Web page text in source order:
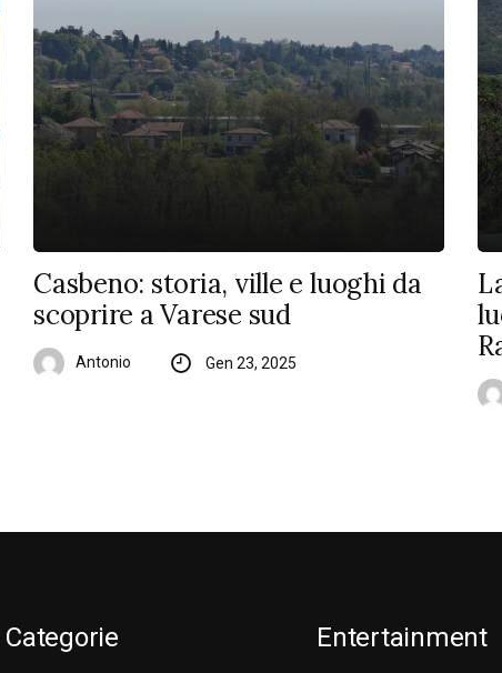
Casbeno: storia, ville e luoghi da
scoprire a Varese sud
Antonio Gen 23, 2025
Categorie Entertainment